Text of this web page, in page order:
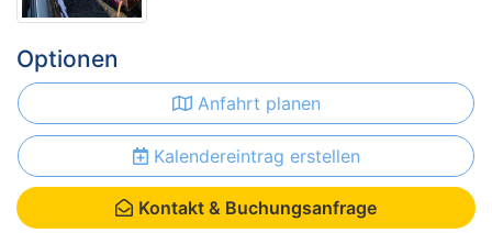
Optionen
Anfahrt planen
Kalendereintrag erstellen
Kontakt & Buchungsanfrage